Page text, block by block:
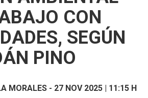
CON
SEGÚN
PINO
MORALES - 27 NOV 2025 | 11:15 H